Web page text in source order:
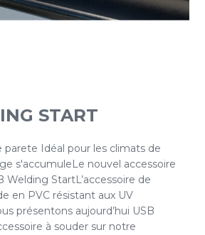
START
Idéal pour les climats de
s'accumuleLe nouvel accessoire
StartL’accessoire de
en PVC résistant aux UV
présentons aujourd’hui USB
à souder sur notre